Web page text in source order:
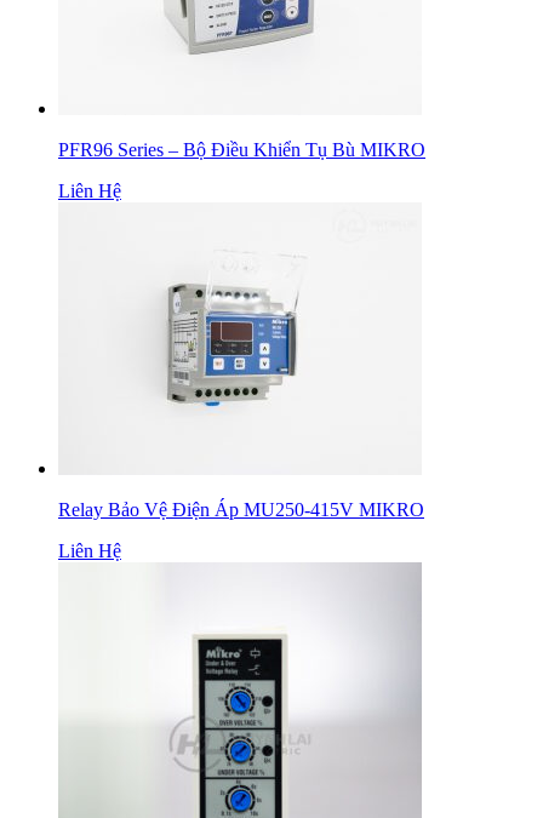
PFR96 Series – Bộ Điều Khiển Tụ Bù MIKRO
Liên Hệ
Relay Bảo Vệ Điện Áp MU250-415V MIKRO
Liên Hệ